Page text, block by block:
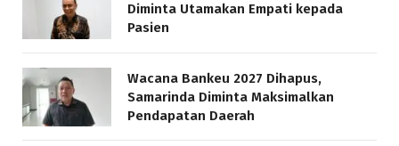
Diminta Utamakan Empati kepada
Pasien
Wacana Bankeu 2027 Dihapus,
Samarinda Diminta Maksimalkan
Pendapatan Daerah